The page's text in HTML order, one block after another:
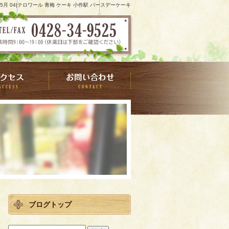
月 04|テロワール 青梅 ケーキ 小作駅 バースデーケーキ
ブログトップ